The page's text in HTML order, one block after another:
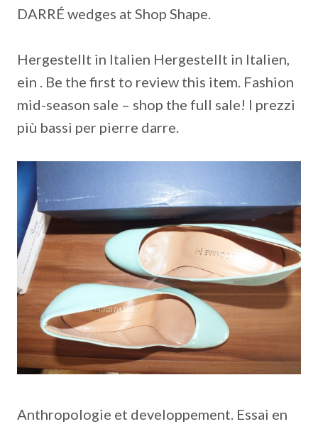
DARRÉ wedges at Shop Shape.
Hergestellt in Italien Hergestellt in Italien,
ein . Be the first to review this item. Fashion
mid-season sale – shop the full sale! I prezzi
più bassi per pierre darre.
Anthropologie et developpement. Essai en